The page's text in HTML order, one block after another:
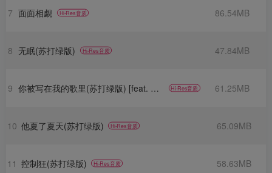
7 面面相觑 Hi-Res音质 86.54MB
8 无眠(苏打绿版) Hi-Res音质 47.84MB
9 你被写在我的歌里(苏打绿版) [feat. 陈嘉桦 Ella] Hi-Res音质 61.25MB
10 他夏了夏天(苏打绿版) Hi-Res音质 65.09MB
11 控制狂(苏打绿版) Hi-Res音质 58.63MB